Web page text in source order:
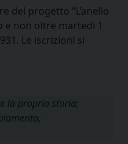
del progetto “L’anello
e non oltre martedì 1
Le iscrizioni si
la propria storia;